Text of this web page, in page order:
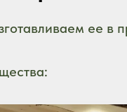
ее в